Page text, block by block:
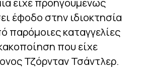
είχε προηγουμένως
έφοδο στην ιδιοκτησία
παρόμοιες καταγγελίες
που είχε
Τζόρνταν Τσάντλερ.